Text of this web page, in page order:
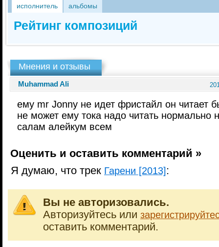
исполнитель альбомы
Рейтинг композиций
Мнения и отзывы
Muhammad Ali
ему mr Jonny не идет фристайл он читает
не может ему тока надо читать нормально
салам алейкум всем
Оценить и оставить комментарий »
Я думаю, что трек Гарени [2013] :
Вы не авторизовались.
Авторизуйтесь или
оставить комментарий.